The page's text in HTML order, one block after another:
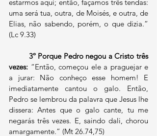
estarmos aqui; então, façamos três tendas:
uma será tua, outra, de Moisés, e outra, de
Elias, não sabendo, porém, o que dizia.”
(Lc 9.33)
3º Porque Pedro negou a Cristo três
vezes: “Então, começou ele a praguejar e
a jurar: Não conheço esse homem! E
imediatamente cantou o galo. Então,
Pedro se lembrou da palavra que Jesus lhe
dissera: Antes que o galo cante, tu me
negarás três vezes. E, saindo dali, chorou
amargamente.” (Mt 26.74,75)